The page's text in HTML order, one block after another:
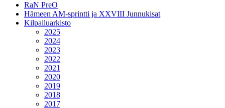
RaN PreO
Hämeen AM-sprintti ja XXVIII Junnukisat
Kilpailuarkisto
2025
2024
2023
2022
2021
2020
2019
2018
2017